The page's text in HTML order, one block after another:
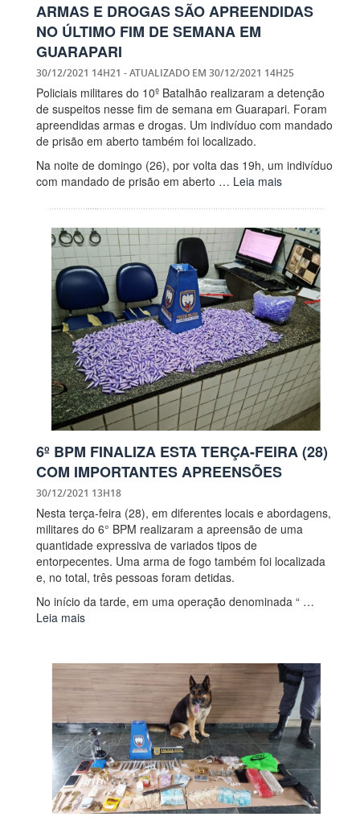
ARMAS E DROGAS SÃO APREENDIDAS
NO ÚLTIMO FIM DE SEMANA EM
GUARAPARI
30/12/2021 14H21 - ATUALIZADO EM 30/12/2021 14H25
Policiais militares do 10º Batalhão realizaram a detenção
de suspeitos nesse fim de semana em Guarapari. Foram
apreendidas armas e drogas. Um indivíduo com mandado
de prisão em aberto também foi localizado.
Na noite de domingo (26), por volta das 19h, um indivíduo
com mandado de prisão em aberto … Leia mais
6º BPM FINALIZA ESTA TERÇA-FEIRA (28)
COM IMPORTANTES APREENSÕES
30/12/2021 13H18
Nesta terça-feira (28), em diferentes locais e abordagens,
militares do 6° BPM realizaram a apreensão de uma
quantidade expressiva de variados tipos de
entorpecentes. Uma arma de fogo também foi localizada
e, no total, três pessoas foram detidas.
No início da tarde, em uma operação denominada “ …
Leia mais